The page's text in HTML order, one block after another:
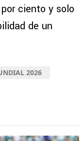
ciento y solo
de un
2026